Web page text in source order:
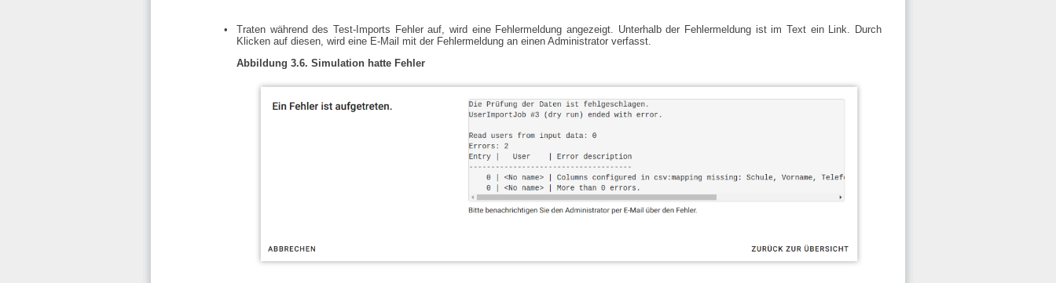
Traten während des Test-Imports Fehler auf, wird eine Fehlermeldung angezeigt. Unterhalb der Fehlermeldung ist im Text ein Link. Durch
Klicken auf diesen, wird eine E-Mail mit der Fehlermeldung an einen Administrator verfasst.
Abbildung 3.6. Simulation hatte Fehler